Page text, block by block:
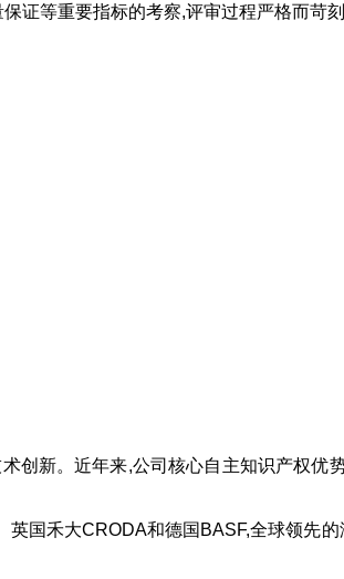
证等重要指标的考察,评审过程严格而苛刻
新。近年来,公司核心自主知识产权优
禾大CRODA和德国BASF,全球领先的